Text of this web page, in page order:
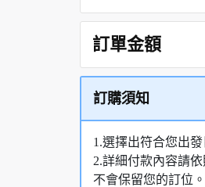
訂單金額
訂購須知
1.選擇出符合您出
2.詳細付款內容請
不會保留您的訂位。